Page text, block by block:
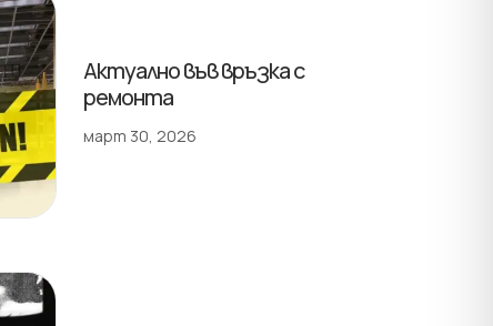
Актуално във връзка с
ремонта
март 30, 2026